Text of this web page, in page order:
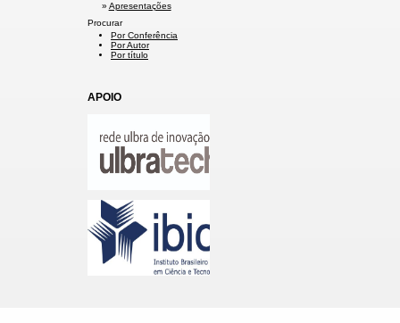
» Apresentações
Procurar
Por Conferência
Por Autor
Por título
APOIO